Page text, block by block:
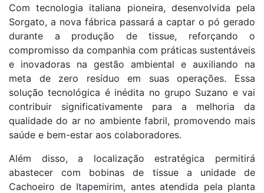
Com tecnologia italiana pioneira, desenvolvida pela
Sorgato, a nova fábrica passará a captar o pó gerado
durante a produção de tissue, reforçando o
compromisso da companhia com práticas sustentáveis
e inovadoras na gestão ambiental e auxiliando na
meta de zero resíduo em suas operações. Essa
solução tecnológica é inédita no grupo Suzano e vai
contribuir significativamente para a melhoria da
qualidade do ar no ambiente fabril, promovendo mais
saúde e bem-estar aos colaboradores.
Além disso, a localização estratégica permitirá
abastecer com bobinas de tissue a unidade de
Cachoeiro de Itapemirim, antes atendida pela planta